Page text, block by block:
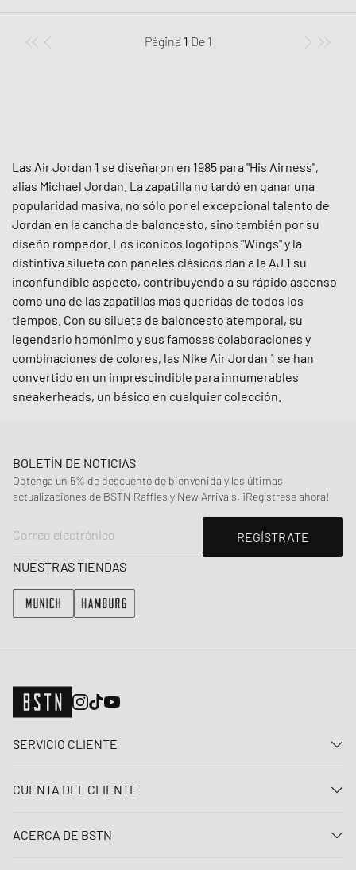
Página 1 De 1
Las Air Jordan 1 se diseñaron en 1985 para "His Airness",
alias Michael Jordan. La zapatilla no tardó en ganar una
popularidad masiva, no sólo por el excepcional talento de
Jordan en la cancha de baloncesto, sino también por su
diseño rompedor. Los icónicos logotipos "Wings" y la
distintiva silueta con paneles clásicos dan a la AJ 1 su
inconfundible aspecto, contribuyendo a su rápido ascenso
como una de las zapatillas más queridas de todos los
tiempos. Con su silueta de baloncesto atemporal, su
legendario homónimo y sus famosas colaboraciones y
combinaciones de colores, las Nike Air Jordan 1 se han
convertido en un imprescindible para innumerables
sneakerheads, un básico en cualquier colección.
BOLETÍN DE NOTICIAS
Obtenga un 5% de descuento de bienvenida y las últimas
actualizaciones de BSTN Raffles y New Arrivals. ¡Regístrese ahora!
Correo electrónico
REGÍSTRATE
NUESTRAS TIENDAS
SERVICIO CLIENTE
Preguntas frecuentes
CUENTA DEL CLIENTE
Registro
ACERCA DE BSTN